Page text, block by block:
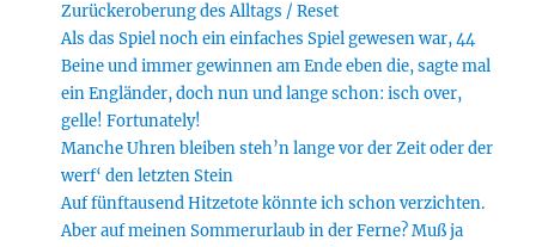
Zurückeroberung des Alltags / Reset
Als das Spiel noch ein einfaches Spiel gewesen war, 44
Beine und immer gewinnen am Ende eben die, sagte mal
ein Engländer, doch nun und lange schon: isch over,
gelle! Fortunately!
Manche Uhren bleiben steh’n lange vor der Zeit oder der
werf‘ den letzten Stein
Auf fünftausend Hitzetote könnte ich schon verzichten.
Aber auf meinen Sommerurlaub in der Ferne? Muß ja